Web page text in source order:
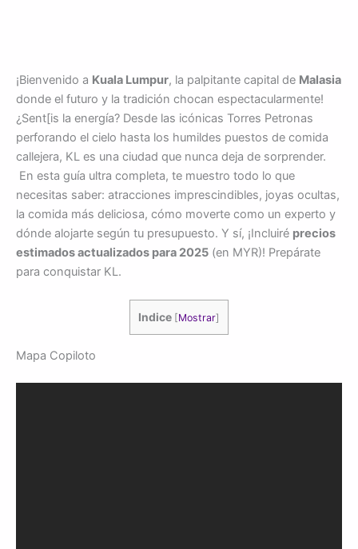
¡Bienvenido a Kuala Lumpur, la palpitante capital de Malasia
donde el futuro y la tradición chocan espectacularmente!
¿Sent[is la energía? Desde las icónicas Torres Petronas
perforando el cielo hasta los humildes puestos de comida
callejera, KL es una ciudad que nunca deja de sorprender.
En esta guía ultra completa, te muestro todo lo que
necesitas saber: atracciones imprescindibles, joyas ocultas,
la comida más deliciosa, cómo moverte como un experto y
dónde alojarte según tu presupuesto. Y sí, ¡Incluiré precios
estimados actualizados para 2025 (en MYR)! Prepárate
para conquistar KL.
Indice [Mostrar]
Mapa Copiloto